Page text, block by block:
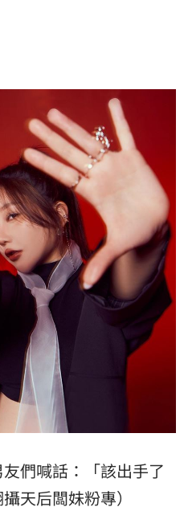
們喊話：「該出手了
天后闆妹粉專）